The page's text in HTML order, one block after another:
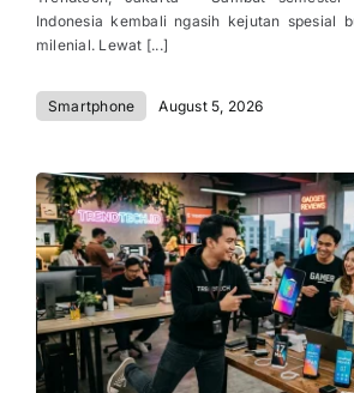
Indonesia kembali ngasih kejutan spesial
milenial. Lewat [...]
Smartphone August 5, 2026